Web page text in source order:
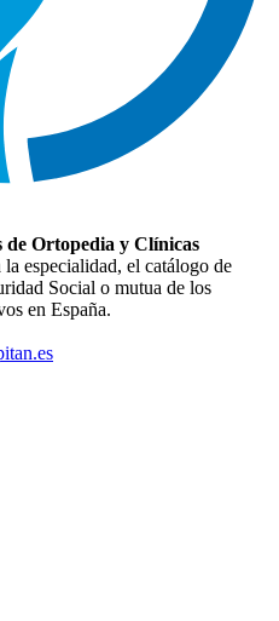
Ortopedia y Clínicas
especialidad, el catálogo de
Social o mutua de los
en España.